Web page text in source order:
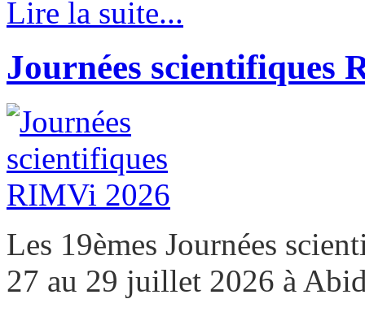
Lire la suite...
Journées scientifiques
Les 19èmes Journées
27 au 29 juillet 2026 à